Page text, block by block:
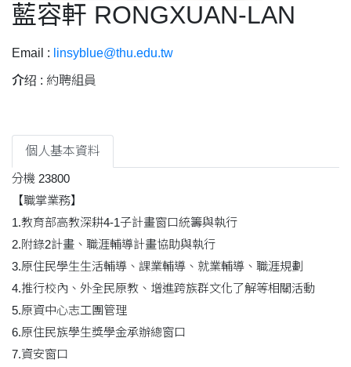
藍容軒 RONGXUAN-LAN
Email : linsyblue@thu.edu.tw
介绍 : 約聘組員
個人基本資料
分機 23800
【職掌業務】
1.教育部高教深耕4-1子計畫窗口統籌與執行
2.附錄2計畫、職涯輔導計畫協助與執行
3.原住民學生生活輔導、課業輔導、就業輔導、職涯規劃
4.推行校內、外全民原教、增進跨族群文化了解等相關活動
5.原資中心志工團管理
6.原住民族學生獎學金承辦總窗口
7.資安窗口